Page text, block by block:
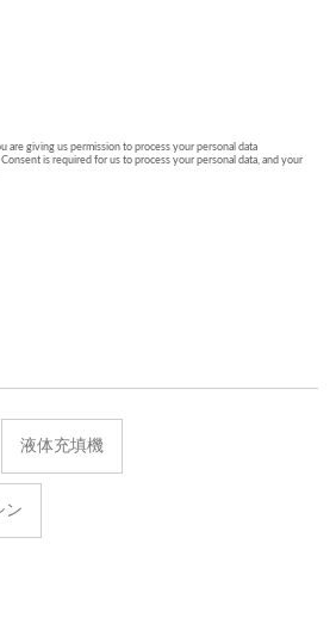
液体充填機
ン